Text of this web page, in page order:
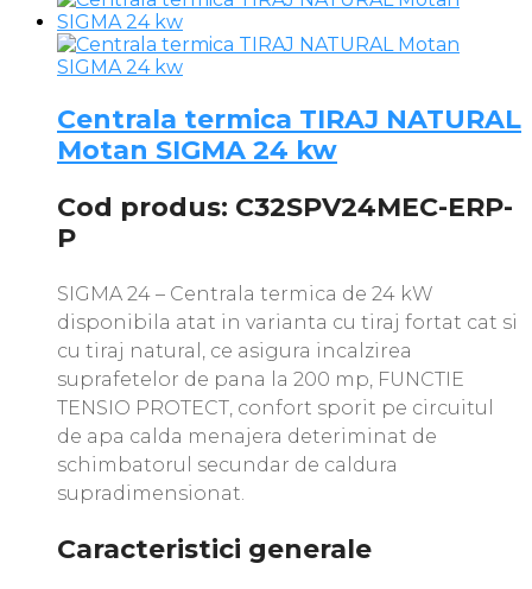
Centrala termica TIRAJ NATURAL
Motan SIGMA 24 kw
Cod produs: C32SPV24MEC-ERP-
P
SIGMA 24 – Centrala termica de 24 kW
disponibila atat in varianta cu tiraj fortat cat si
cu tiraj natural, ce asigura incalzirea
suprafetelor de pana la 200 mp, FUNCTIE
TENSIO PROTECT, confort sporit pe circuitul
de apa calda menajera deteriminat de
schimbatorul secundar de caldura
supradimensionat.
Caracteristici generale